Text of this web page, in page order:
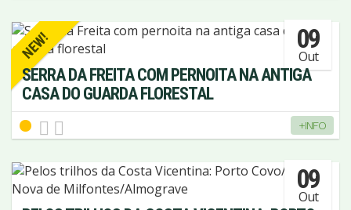
NEW! 09
Out
SERRA DA FREITA COM PERNOITA NA ANTIGA
CASA DO GUARDA FLORESTAL
+INFO
09
Out